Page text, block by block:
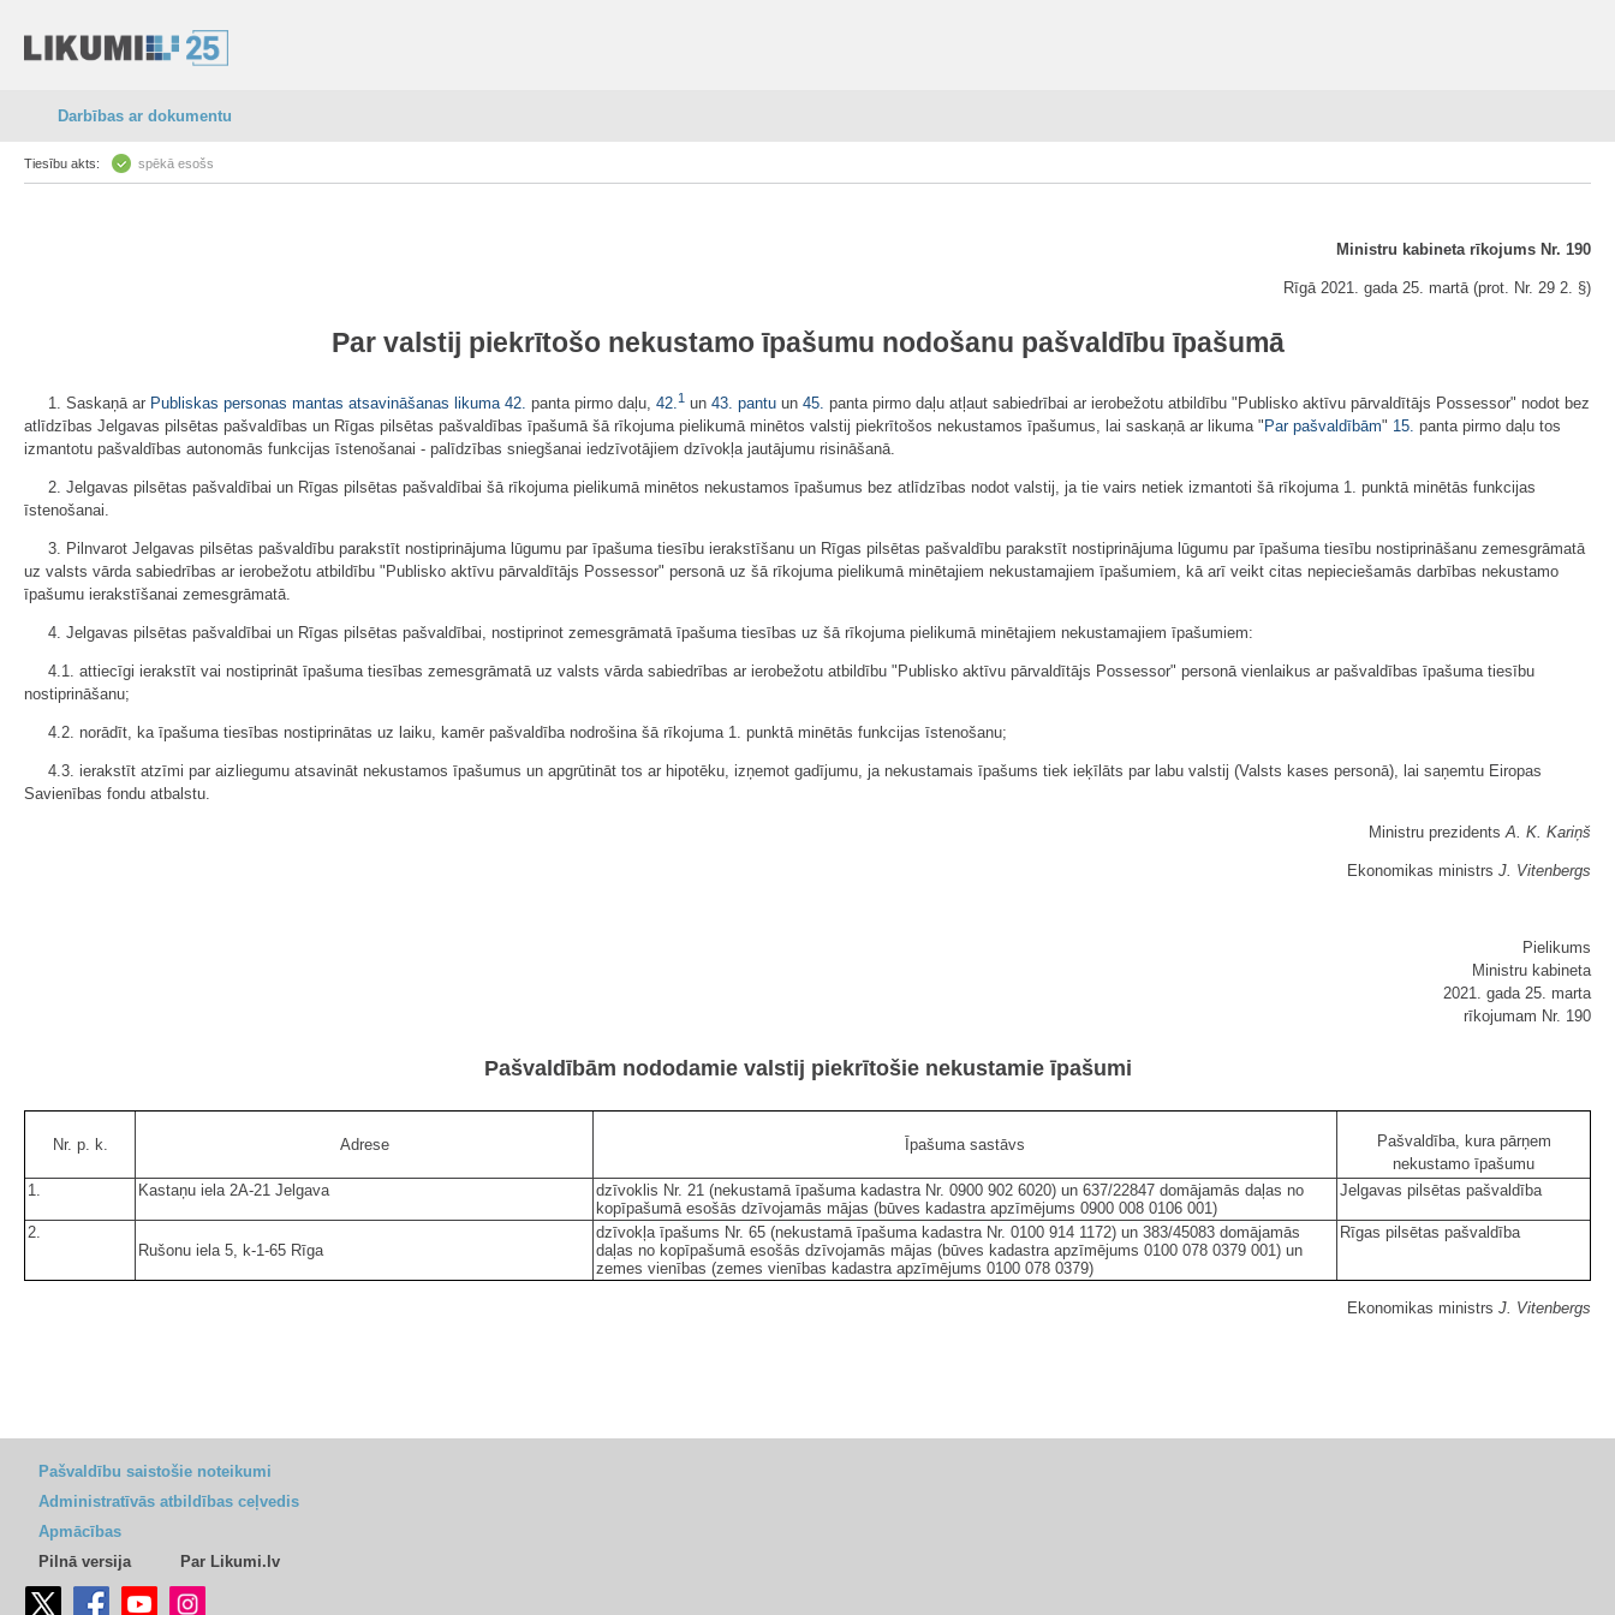
Darbības ar dokumentu
Tiesību akts: spēkā esošs
Ministru kabineta rīkojums Nr. 190
Rīgā 2021. gada 25. martā (prot. Nr. 29 2. §)
Par valstij piekrītošo nekustamo īpašumu nodošanu pašvaldību īpašumā
1. Saskaņā ar Publiskas personas mantas atsavināšanas likuma 42. panta pirmo daļu, 42.1 un 43. pantu un 45. panta pirmo daļu atļaut sabiedrībai ar ierobežotu atbildību "Publisko aktīvu pārvaldītājs Possessor" nodot bez
atlīdzības Jelgavas pilsētas pašvaldības un Rīgas pilsētas pašvaldības īpašumā šā rīkojuma pielikumā minētos valstij piekrītošos nekustamos īpašumus, lai saskaņā ar likuma " Par pašvaldībām" 15. panta pirmo daļu tos
izmantotu pašvaldības autonomās funkcijas īstenošanai - palīdzības sniegšanai iedzīvotājiem dzīvokļa jautājumu risināšanā.
2. Jelgavas pilsētas pašvaldībai un Rīgas pilsētas pašvaldībai šā rīkojuma pielikumā minētos nekustamos īpašumus bez atlīdzības nodot valstij, ja tie vairs netiek izmantoti šā rīkojuma 1. punktā minētās funkcijas
īstenošanai.
3. Pilnvarot Jelgavas pilsētas pašvaldību parakstīt nostiprinājuma lūgumu par īpašuma tiesību ierakstīšanu un Rīgas pilsētas pašvaldību parakstīt nostiprinājuma lūgumu par īpašuma tiesību nostiprināšanu zemesgrāmatā
uz valsts vārda sabiedrības ar ierobežotu atbildību "Publisko aktīvu pārvaldītājs Possessor" personā uz šā rīkojuma pielikumā minētajiem nekustamajiem īpašumiem, kā arī veikt citas nepieciešamās darbības nekustamo
īpašumu ierakstīšanai zemesgrāmatā.
4. Jelgavas pilsētas pašvaldībai un Rīgas pilsētas pašvaldībai, nostiprinot zemesgrāmatā īpašuma tiesības uz šā rīkojuma pielikumā minētajiem nekustamajiem īpašumiem:
4.1. attiecīgi ierakstīt vai nostiprināt īpašuma tiesības zemesgrāmatā uz valsts vārda sabiedrības ar ierobežotu atbildību "Publisko aktīvu pārvaldītājs Possessor" personā vienlaikus ar pašvaldības īpašuma tiesību
nostiprināšanu;
4.2. norādīt, ka īpašuma tiesības nostiprinātas uz laiku, kamēr pašvaldība nodrošina šā rīkojuma 1. punktā minētās funkcijas īstenošanu;
4.3. ierakstīt atzīmi par aizliegumu atsavināt nekustamos īpašumus un apgrūtināt tos ar hipotēku, izņemot gadījumu, ja nekustamais īpašums tiek ieķīlāts par labu valstij (Valsts kases personā), lai saņemtu Eiropas
Savienības fondu atbalstu.
Ministru prezidentsA. K. Kariņš
Ekonomikas ministrs J. Vitenbergs
Pielikums
Ministru kabineta
2021. gada 25. marta
rīkojumam Nr. 190
Pašvaldībām nododamie valstij piekrītošie nekustamie īpašumi
Nr. p. k. Adrese Īpašuma sastāvs
Pašvaldība, kura pārņem
nekustamo īpašumu
1.
Kastaņu iela 2A-21 Jelgava
dzīvoklis Nr. 21 (nekustamā īpašuma kadastra Nr. 0900 902 6020) un 637/22847 domājamās daļas no
kopīpašumā esošās dzīvojamās mājas (būves kadastra apzīmējums 0900 008 0106 001)
Jelgavas pilsētas pašvaldība
2.
Rušonu iela 5, k-1-65 Rīga
dzīvokļa īpašums Nr. 65 (nekustamā īpašuma kadastra Nr. 0100 914 1172) un 383/45083 domājamās
daļas no kopīpašumā esošās dzīvojamās mājas (būves kadastra apzīmējums 0100 078 0379 001) un
zemes vienības (zemes vienības kadastra apzīmējums 0100 078 0379)
Rīgas pilsētas pašvaldība
Ekonomikas ministrs J. Vitenbergs
Pašvaldību saistošie noteikumi
Administratīvās atbildības ceļvedis
Apmācības
Pilnā versija
Par Likumi.lv